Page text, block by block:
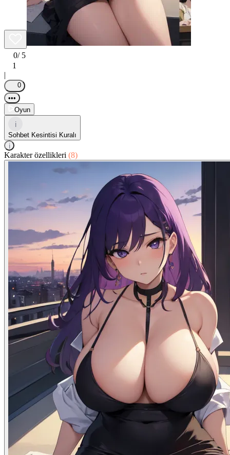
0/ 5
1
|
0
•••
Oyun
i
Sohbet Kesintisi Kuralı
i
Karakter özellikleri (8)